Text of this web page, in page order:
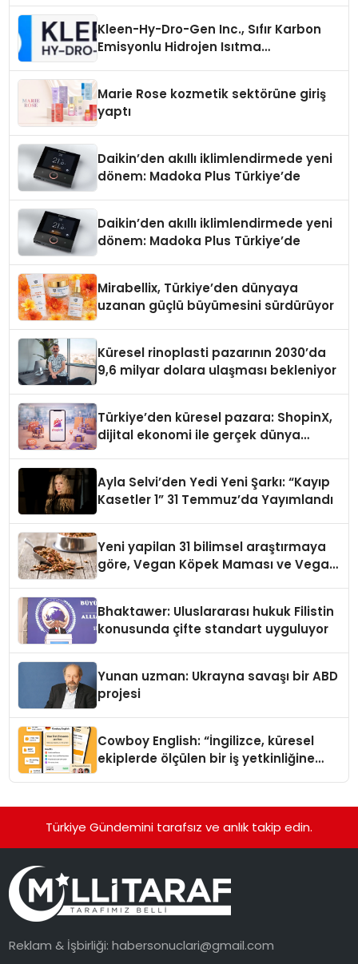
Kleen-Hy-Dro-Gen Inc., Sıfır Karbon
Emisyonlu Hidrojen Isıtma
Marie Rose kozmetik sektörüne giriş
yaptı
Daikin’den akıllı iklimlendirmede yeni
dönem: Madoka Plus Türkiye’de
Daikin’den akıllı iklimlendirmede yeni
dönem: Madoka Plus Türkiye’de
Mirabellix, Türkiye’den dünyaya
uzanan güçlü büyümesini sürdürüyor
Küresel rinoplasti pazarının 2030’da
9,6 milyar dolara ulaşması bekleniyor
Türkiye’den küresel pazara: ShopinX,
dijital ekonomi ile gerçek dünya
Ayla Selvi’den Yedi Yeni Şarkı: “Kayıp
Kasetler 1” 31 Temmuz’da Yayımlandı
Yeni yapilan 31 bilimsel araştırmaya
göre, Vegan Köpek Maması ve Vegan
Bhaktawer: Uluslararası hukuk Filistin
konusunda çifte standart uyguluyor
Yunan uzman: Ukrayna savaşı bir ABD
projesi
Cowboy English: “İngilizce, küresel
ekiplerde ölçülen bir iş yetkinliğine
Türkiye Gündemini tarafsız ve anlık takip edin.
Reklam & İşbirliği:habersonuclari@gmail.com